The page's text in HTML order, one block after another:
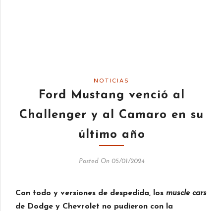
NOTICIAS
Ford Mustang venció al
Challenger y al Camaro en su
último año
Posted On 05/01/2024
Con todo y versiones de despedida, los muscle cars
de Dodge y Chevrolet no pudieron con la